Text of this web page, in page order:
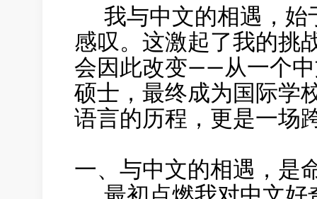
我与中文的相遇，始
感叹。这激起了我的挑
会因此改变——从一个
硕士，最终成为国际学
语言的历程，更是一场
一、与中文的相遇，是